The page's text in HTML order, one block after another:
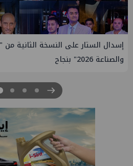
إيني تعين مديراً جديد لها في مصر